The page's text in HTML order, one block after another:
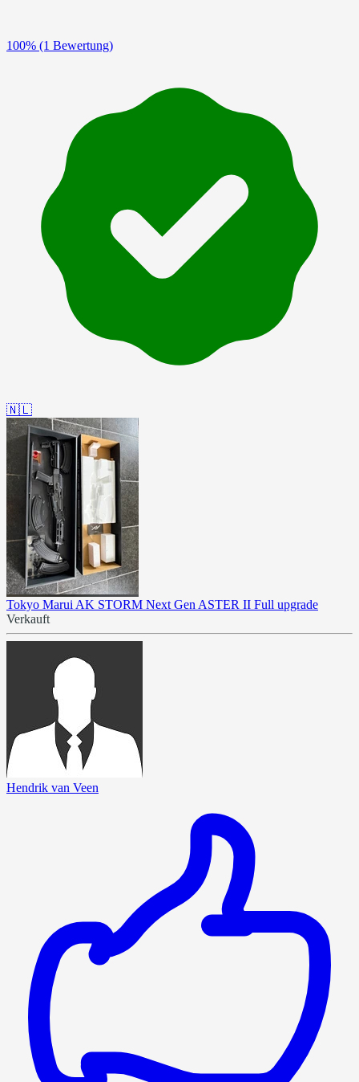
100% (1 Bewertung)
🇳🇱
Tokyo Marui AK STORM Next Gen ASTER II Full upgrade
Verkauft
Hendrik van Veen